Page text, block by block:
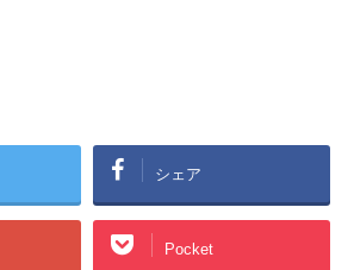
シェア
Pocket